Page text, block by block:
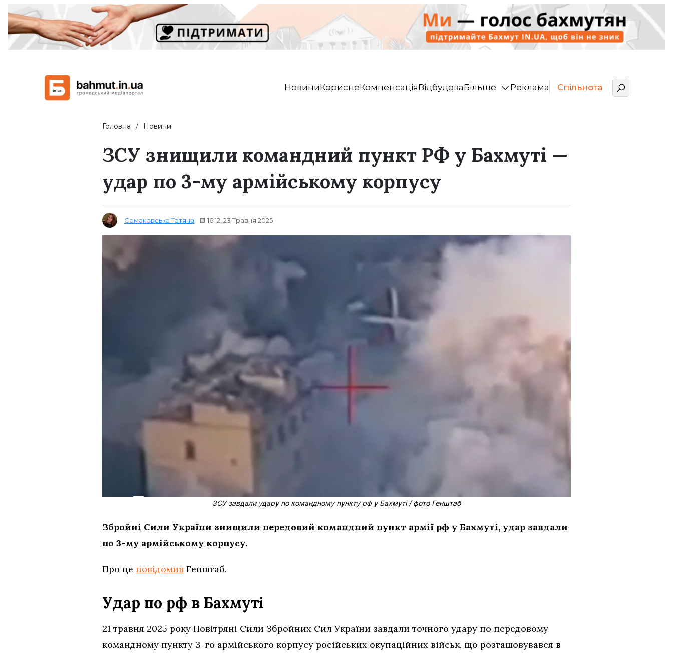
НовиниКориснеКомпенсаціяВідбудоваБільше Реклама Спільнота
Головна Новини
ЗСУ знищили командний пункт РФ у Бахмуті —
удар по 3-му армійському корпусу
Семаковська Тетяна 16:12, 23 Травня 2025
ЗСУ завдали удару по командному пункту рф у Бахмуті / фото Генштаб
Збройні Сили України знищили передовий командний пункт армії рф у Бахмуті, удар завдали
по 3-му армійському корпусу.
Про це повідомив Генштаб.
Удар по рф в Бахмуті
21 травня 2025 року Повітряні Сили Збройних Сил України завдали точного удару по передовому
командному пункту 3-го армійського корпусу російських окупаційних військ, що розташовувався в